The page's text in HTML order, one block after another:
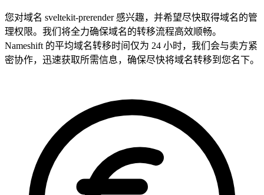
您对域名 sveltekit-prerender 感兴趣，并希望尽快取得域名的管
理权限。我们将全力确保域名的转移流程高效顺畅。
Nameshift 的平均域名转移时间仅为 24 小时，我们会与卖方紧
密协作，迅速获取所需信息，确保尽快将域名转移到您名下。